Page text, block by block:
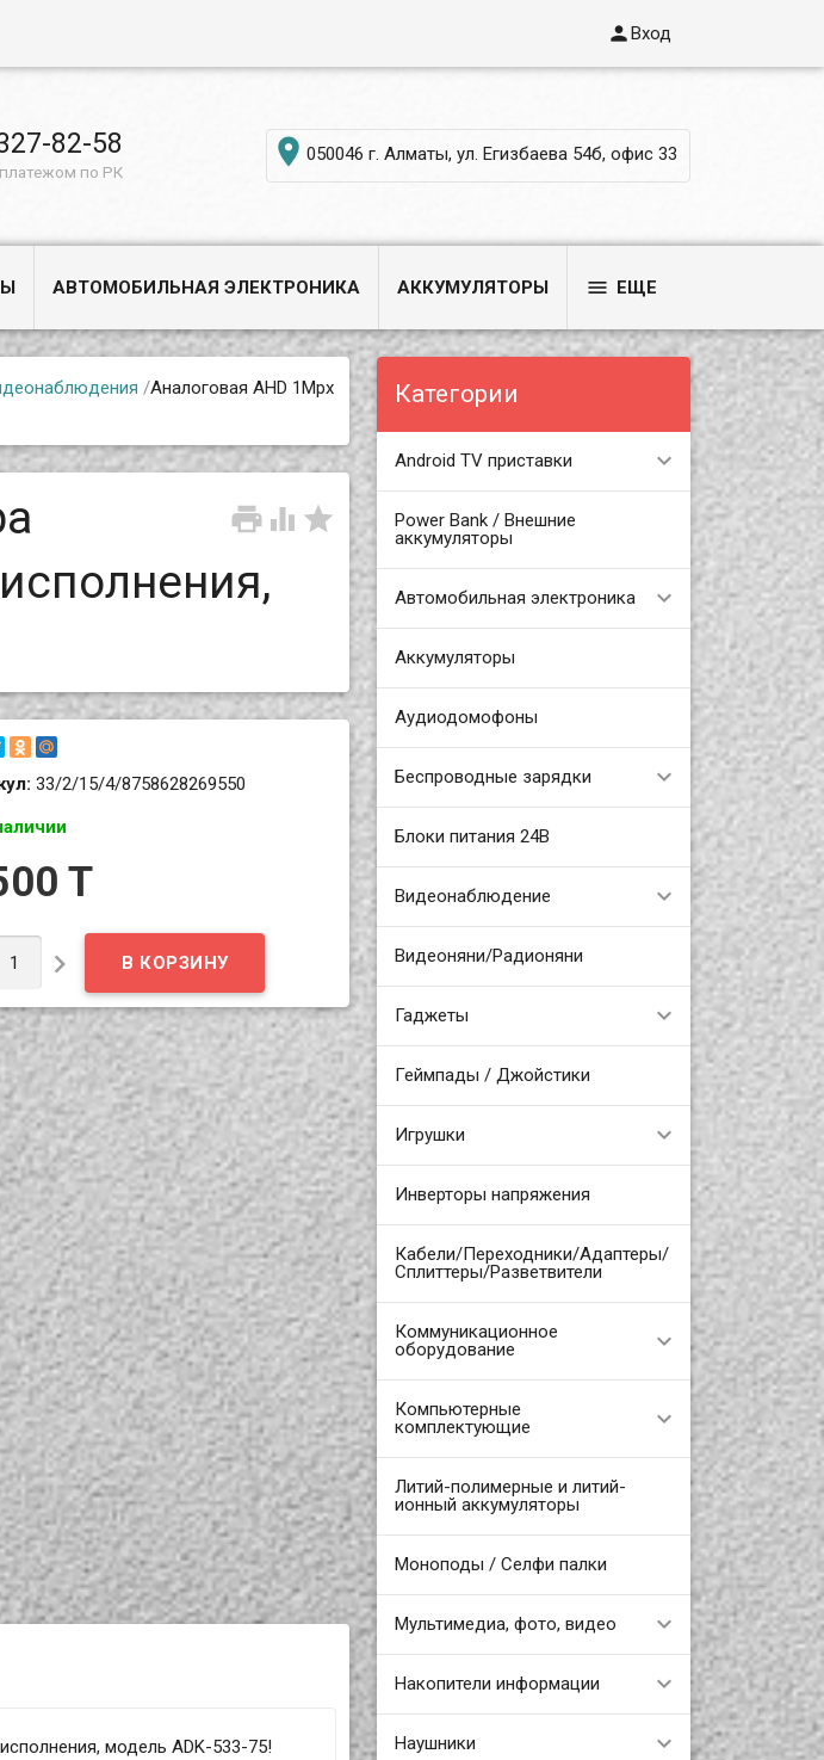
Вход
82-58
по РК
 050046 г. Алматы, ул. Егизбаева 54б, офис 33
АВТОМОБИЛЬНАЯ ЭЛЕКТРОНИКА АККУМУЛЯТОРЫ  ЕЩЕ
Категории
Android TV приставки
Power Bank / Внешние
аккумуляторы
Автомобильная электроника
Аккумуляторы
Аудиодомофоны
Беспроводные зарядки
Блоки питания 24В
Видеонаблюдение
Видеоняни/Радионяни
Гаджеты
Геймпады / Джойстики
Игрушки
Инверторы напряжения
Кабели/Переходники/Адаптеры/
Сплиттеры/Разветвители
Коммуникационное
оборудование
Компьютерные
комплектующие
Литий-полимерные и литий-
ионный аккумуляторы
Моноподы / Селфи палки
Мультимедиа, фото, видео
Накопители информации
Наушники
/Аналоговая AHD 1Mpx
  
33/2/15/4/8758628269550
T

модель ADK-533-75!